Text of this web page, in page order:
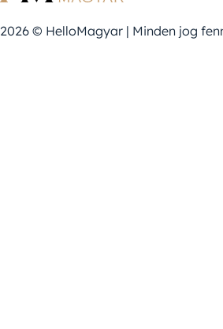
2026 © HelloMagyar | Minden jog